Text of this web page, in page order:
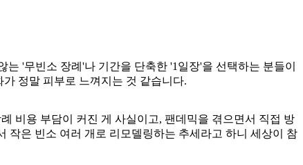
'무빈소 장례'나 기간을 단축한 '1일장'을 선택하는 분들이
정말 피부로 느껴지는 것 같습니다.
비용 부담이 커진 게 사실이고, 팬데믹을 겪으면서 직접 방
작은 빈소 여러 개로 리모델링하는 추세라고 하니 세상이 참